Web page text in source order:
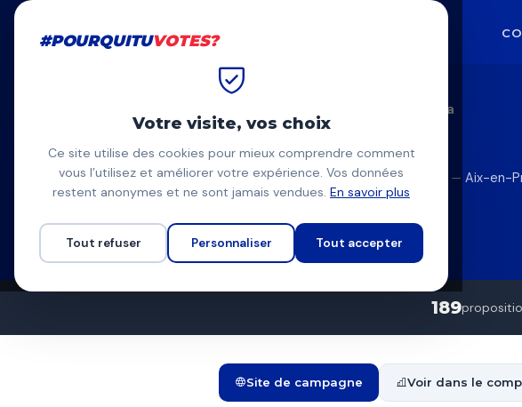
#POURQUITU
Marc Péna
MP
Marc Péna
Aix Avenir (Union de la gauche) — Aix-en-
Liste d'union à gauche
Programme complet
189
Site de campagne Voir dans le
#POURQUITUVOTES?
Votre visite, vos choix
Ce site utilise des cookies pour mieux comprendre comment
vous l’utilisez et améliorer votre expérience. Vos données
restent anonymes et ne sont jamais vendues. En savoir plus
Tout refuser Personnaliser Tout accepter